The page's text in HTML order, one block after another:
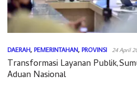
DAERAH, PEMERINTAHAN, PROVINSI 24 April
Transformasi Layanan
Aduan Nasional